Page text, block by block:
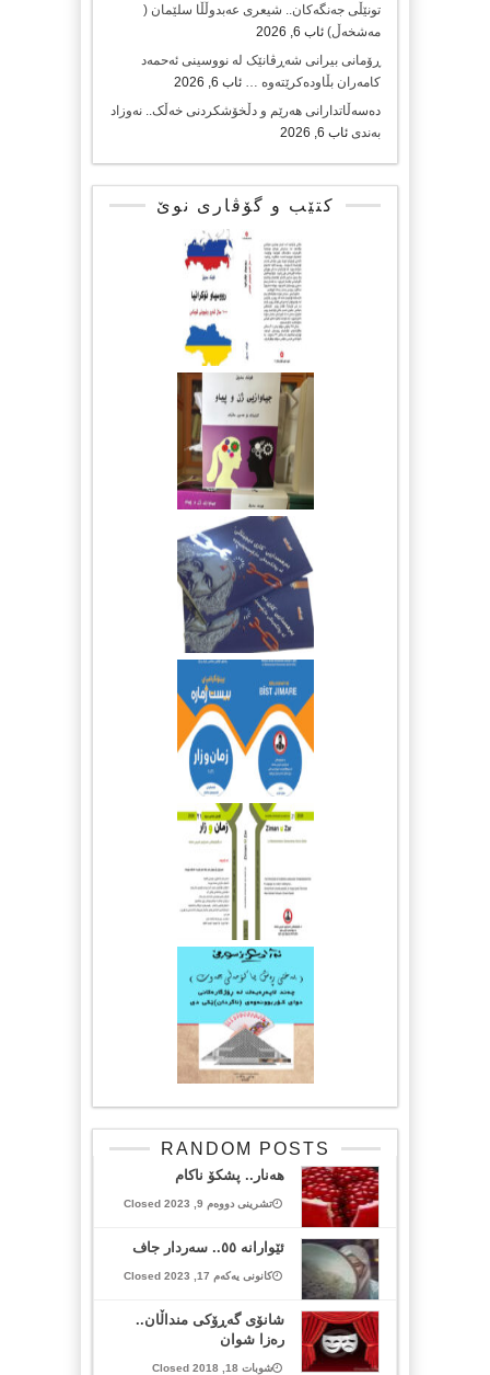
تونێڵی جەنگەکان.. شیعری عەبدوڵڵا سلێمان (
مەشخەڵ) ئاب 6, 2026
ڕۆمانی بیرانی شەڕڤانێک لە نووسینی ئەحمەد
کامەران بڵاودەکرێتەوە … ئاب 6, 2026
دەسەڵاتدارانی هەرێم و دڵخۆشکردنی خەڵک.. نەوزاد
بەندی ئاب 6, 2026
کتێب و گۆڤاری نوێ
RANDOM POSTS
هەنار.. پشکۆ ناکام
تشرینی دووەم 9, 2023 Closed
ئێوارانە ٥٥.. سەردار جاف
کانونی یەکەم 17, 2023 Closed
شانۆی گەڕۆکی منداڵان..
رەزا شوان
شوبات 18, 2018 Closed